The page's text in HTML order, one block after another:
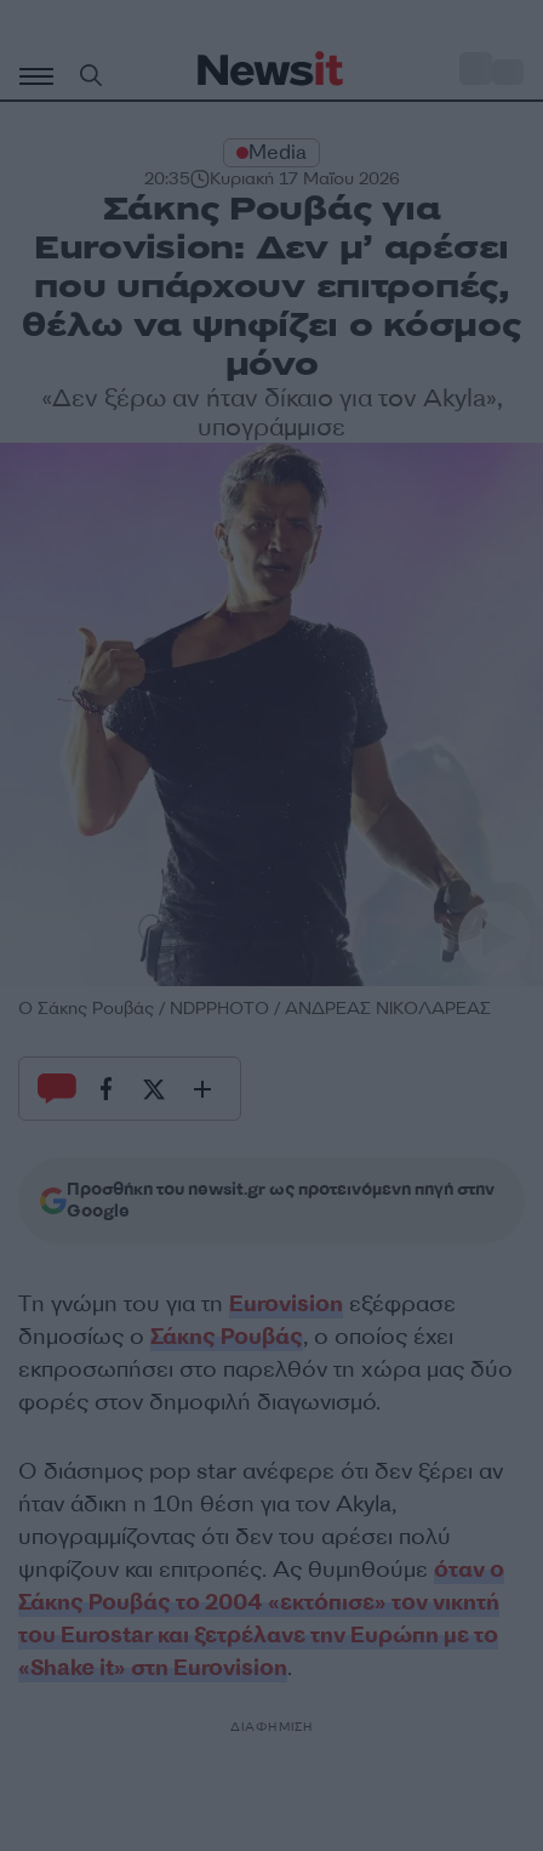
περιεχόμενο
Media
20:35 Κυριακή 17 Μαΐου 2026
Σάκης Ρουβάς για
Eurovision: Δεν μ’ αρέσει
που υπάρχουν επιτροπές,
θέλω να ψηφίζει ο κόσμος
μόνο
«Δεν ξέρω αν ήταν δίκαιο για τον Akyla»,
υπογράμμισε
Ο Σάκης Ρουβάς / NDPPHOTO / ΑΝΔΡΕΑΣ ΝΙΚΟΛΑΡΕΑΣ
Προσθήκη του newsit.gr ως προτεινόμενη πηγή στην
Google
Tη γνώμη του για τη Eurovision εξέφρασε
δημοσίως ο Σάκης Ρουβάς, ο οποίος έχει
εκπροσωπήσει στο παρελθόν τη χώρα μας δύο
φορές στον δημοφιλή διαγωνισμό.
Ο διάσημος pop star ανέφερε ότι δεν ξέρει αν
ήταν άδικη η 10η θέση για τον Akyla,
υπογραμμίζοντας ότι δεν του αρέσει πολύ
ψηφίζουν και επιτροπές. Ας θυμηθούμε όταν ο
Σάκης Ρουβάς το 2004 «εκτόπισε» τον νικητή
του Eurostar και ξετρέλανε την Ευρώπη με το
«Shake it» στη Εurovision.
ΔΙΑΦΗΜΙΣΗ